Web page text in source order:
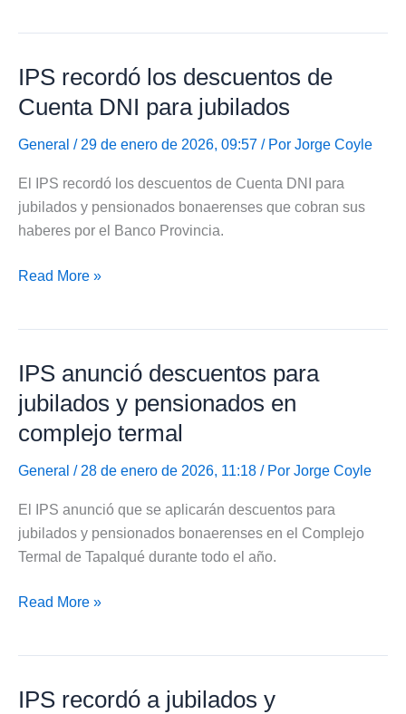
de
asignaciones
y
certificado
IPS recordó los descuentos de
Cuenta DNI para jubilados
General / 29 de enero de 2026, 09:57 / Por Jorge Coyle
El IPS recordó los descuentos de Cuenta DNI para
jubilados y pensionados bonaerenses que cobran sus
haberes por el Banco Provincia.
IPS
de
Cuenta
DNI
para
jubilados
Read More »
IPS anunció descuentos para
jubilados y pensionados en
complejo termal
General / 28 de enero de 2026, 11:18 / Por Jorge Coyle
El IPS anunció que se aplicarán descuentos para
jubilados y pensionados bonaerenses en el Complejo
Termal de Tapalqué durante todo el año.
IPS
jubilados
Read More »
IPS recordó a jubilados y